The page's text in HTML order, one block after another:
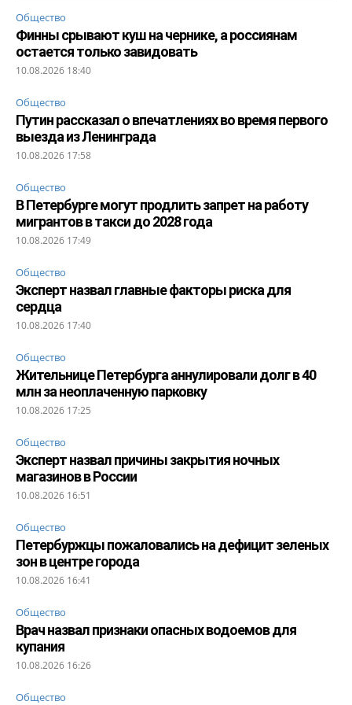
Общество
Финны срывают куш на чернике, а россиянам
остается только завидовать
10.08.2026 18:40
Общество
Путин рассказал о впечатлениях во время первого
выезда из Ленинграда
10.08.2026 17:58
Общество
В Петербурге могут продлить запрет на работу
мигрантов в такси до 2028 года
10.08.2026 17:49
Общество
Эксперт назвал главные факторы риска для
сердца
10.08.2026 17:40
Общество
Жительнице Петербурга аннулировали долг в 40
млн за неоплаченную парковку
10.08.2026 17:25
Общество
Эксперт назвал причины закрытия ночных
магазинов в России
10.08.2026 16:51
Общество
Петербуржцы пожаловались на дефицит зеленых
зон в центре города
10.08.2026 16:41
Общество
Врач назвал признаки опасных водоемов для
купания
10.08.2026 16:26
Общество